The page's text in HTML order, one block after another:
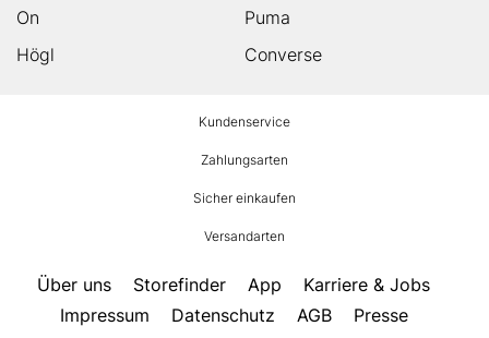
On
Puma
Högl
Converse
Kundenservice
Zahlungsarten
Sicher einkaufen
Versandarten
Über uns Storefinder App
Karriere & Jobs
Impressum
Datenschutz AGB
Presse